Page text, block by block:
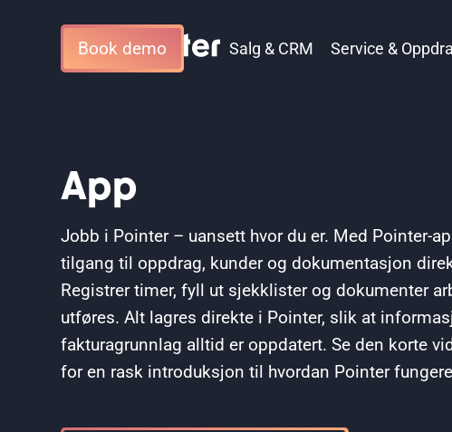
Salg & CRM Service &
Book demo
App
Jobb i Pointer – uansett hvor du er. Med Pointer-
tilgang til oppdrag, kunder og dokumentasjon
Registrer timer, fyll ut sjekklister og dokumenter
utføres. Alt lagres direkte i Pointer, slik at
fakturagrunnlag alltid er oppdatert. Se den korte
for en rask introduksjon til hvordan Pointer